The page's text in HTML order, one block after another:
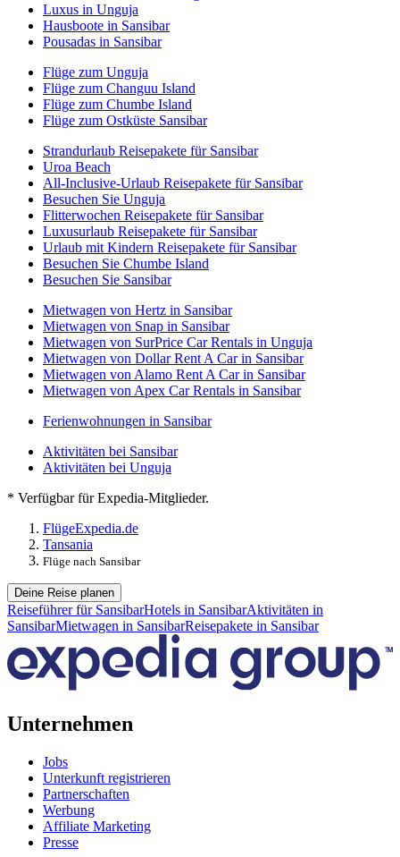
Luxus in Unguja
Hausboote in Sansibar
Pousadas in Sansibar
Flüge zum Unguja
Flüge zum Changuu Island
Flüge zum Chumbe Island
Flüge zum Ostküste Sansibar
Strandurlaub Reisepakete für Sansibar
Uroa Beach
All-Inclusive-Urlaub Reisepakete für Sansibar
Besuchen Sie Unguja
Flitterwochen Reisepakete für Sansibar
Luxusurlaub Reisepakete für Sansibar
Urlaub mit Kindern Reisepakete für Sansibar
Besuchen Sie Chumbe Island
Besuchen Sie Sansibar
Mietwagen von Hertz in Sansibar
Mietwagen von Snap in Sansibar
Mietwagen von SurPrice Car Rentals in Unguja
Mietwagen von Dollar Rent A Car in Sansibar
Mietwagen von Alamo Rent A Car in Sansibar
Mietwagen von Apex Car Rentals in Sansibar
Ferienwohnungen in Sansibar
Aktivitäten bei Sansibar
Aktivitäten bei Unguja
* Verfügbar für Expedia-Mitglieder.
FlügeExpedia.de
Tansania
Flüge nach Sansibar
Deine Reise planen
Reiseführer für SansibarHotels in SansibarAktivitäten in
SansibarMietwagen in SansibarReisepakete in Sansibar
Unternehmen
Jobs
Unterkunft registrieren
Partnerschaften
Werbung
Affiliate Marketing
Presse